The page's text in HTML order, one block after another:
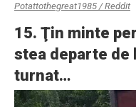
Potattothegreat1985 / Reddit
15. Ţin minte
stea departe de
turnat…